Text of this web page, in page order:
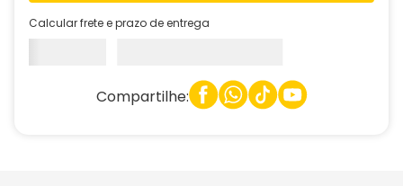
Calcular frete e prazo de entrega
Compartilhe: